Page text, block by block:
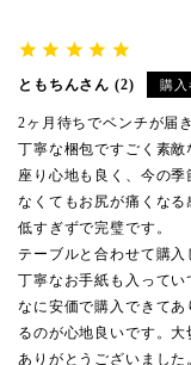
ともちん 2 購入
2ヶ月待ちでベンチが届
丁寧な梱包ですごく素敵
座り心地も良く、今の
なくてもお尻が痛くな
低すぎずで完璧です。
テーブルと合わせて購入
丁寧なお手紙も入って
なに安価で購入できて
るのが心地良いです。大
ありがとうございました